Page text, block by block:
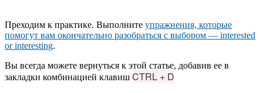
Преходим к практике. Выполните упражнения, которые
помогут вам окончательно разобраться с выбором — interested
or interesting.
Вы всегда можете вернуться к этой статье, добавив ее в
закладки комбинацией клавиш CTRL + D